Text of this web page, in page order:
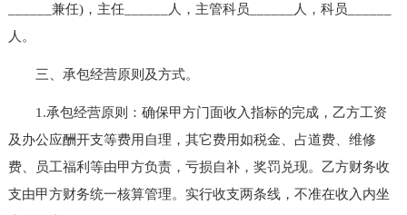
______兼任)，主任______人，主管科员______人，科员______
人。
三、承包经营原则及方式。
1.承包经营原则：确保甲方门面收入指标的完成，乙方工资
及办公应酬开支等费用自理，其它费用如税金、占道费、维修
费、员工福利等由甲方负责，亏损自补，奖罚兑现。乙方财务收
支由甲方财务统一核算管理。实行收支两条线，不准在收入内坐